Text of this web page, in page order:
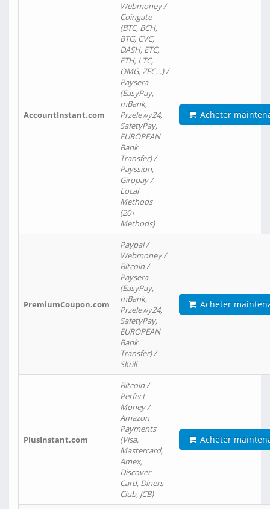
AccountInstant.com
Webmoney /
Coingate
(BTC, BCH,
BTG, CVC,
DASH, ETC,
ETH, LTC,
OMG, ZEC…) /
Paysera
(EasyPay,
mBank,
Przelewy24,
SafetyPay,
EUROPEAN
Bank
Transfer) /
Payssion,
Giropay /
Local
Methods
(20+
Methods)
Acheter
PremiumCoupon.com
Paypal /
Webmoney /
Bitcoin /
Paysera
(EasyPay,
mBank,
Przelewy24,
SafetyPay,
EUROPEAN
Bank
Transfer) /
Skrill
Acheter
PlusInstant.com
Bitcoin /
Perfect
Money /
Amazon
Payments
(Visa,
Mastercard,
Amex,
Discover
Card, Diners
Club, JCB)
Acheter